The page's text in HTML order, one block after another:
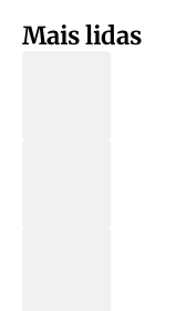
Mais lidas